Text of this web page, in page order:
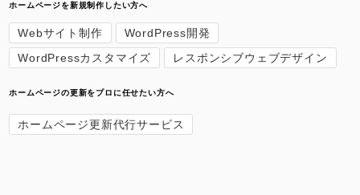
ホームページを新規制作したい方へ
Webサイト制作
WordPress開発
WordPressカスタマイズ
レスポンシブウェブデザイン
ホームページの更新をプロに任せたい方へ
ホームページ更新代行サービス